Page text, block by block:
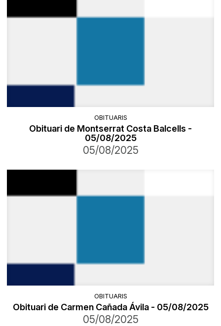
OBITUARIS
Obituari de Montserrat Costa Balcells -
05/08/2025
05/08/2025
OBITUARIS
Obituari de Carmen Cañada Ávila - 05/08/2025
05/08/2025